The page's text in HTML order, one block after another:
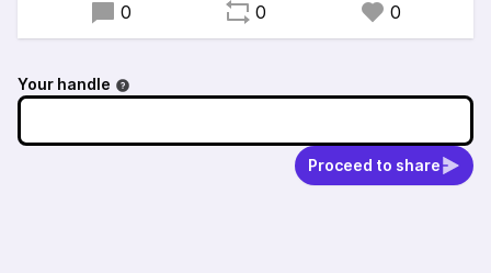
0 0 0
Your handle
Proceed to share